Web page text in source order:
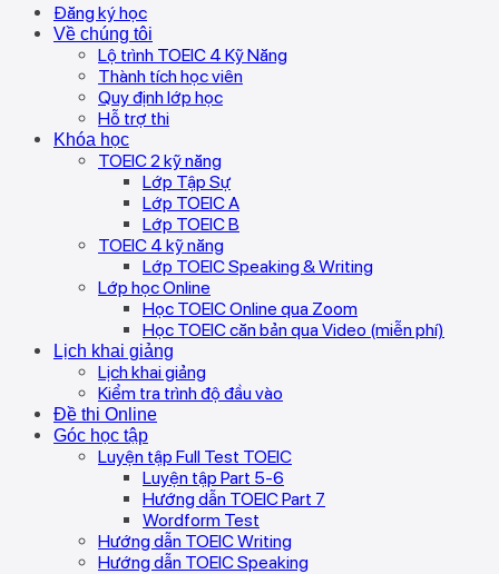
Đăng ký học
Về chúng tôi
Lộ trình TOEIC 4 Kỹ Năng
Thành tích học viên
Quy định lớp học
Hỗ trợ thi
Khóa học
TOEIC 2 kỹ năng
Lớp Tập Sự
Lớp TOEIC A
Lớp TOEIC B
TOEIC 4 kỹ năng
Lớp TOEIC Speaking & Writing
Lớp học Online
Học TOEIC Online qua Zoom
Học TOEIC căn bản qua Video (miễn phí)
Lịch khai giảng
Lịch khai giảng
Kiểm tra trình độ đầu vào
Đề thi Online
Góc học tập
Luyện tập Full Test TOEIC
Luyện tập Part 5-6
Hướng dẫn TOEIC Part 7
Wordform Test
Hướng dẫn TOEIC Writing
Hướng dẫn TOEIC Speaking